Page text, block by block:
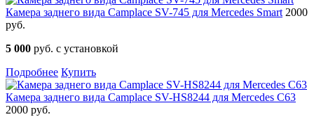
Камера заднего вида Camplace SV-745 для Mercedes Smart 2000
руб.
5 000 руб. с установкой
Подробнее Купить
Камера заднего вида Camplace SV-HS8244 для Mercedes C63
2000 руб.